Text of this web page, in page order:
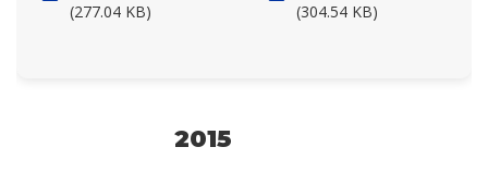
(277.04 KB)
(304.54 KB)
2015